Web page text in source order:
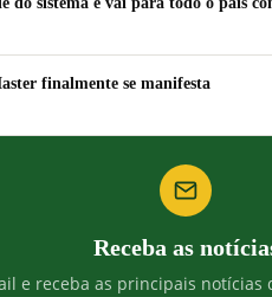
finalmente se manifesta
Receba as
e receba as principais